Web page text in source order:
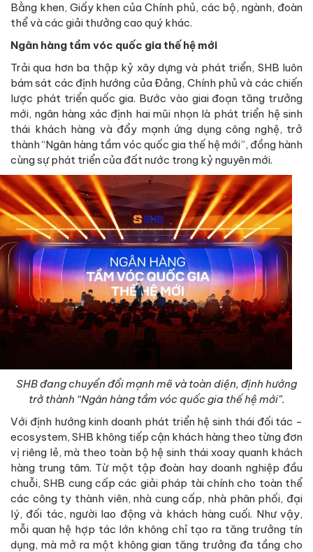
Bằng khen, Giấy khen của Chính phủ, các bộ, ngành, đoàn
thể và các giải thưởng cao quý khác.
Ngân hàng tầm vóc quốc gia thế hệ mới
Trải qua hơn ba thập kỷ xây dựng và phát triển, SHB luôn
bám sát các định hướng của Đảng, Chính phủ và các chiến
lược phát triển quốc gia. Bước vào giai đoạn tăng trưởng
mới, ngân hàng xác định hai mũi nhọn là phát triển hệ sinh
thái khách hàng và đẩy mạnh ứng dụng công nghệ, trở
thành “Ngân hàng tầm vóc quốc gia thế hệ mới”, đồng hành
cùng sự phát triển của đất nước trong kỷ nguyên mới.
SHB đang chuyển đổi mạnh mẽ và toàn diện, định hướng
trở thành “Ngân hàng tầm vóc quốc gia thế hệ mới”.
Với định hướng kinh doanh phát triển hệ sinh thái đối tác -
ecosystem, SHB không tiếp cận khách hàng theo từng đơn
vị riêng lẻ, mà theo toàn bộ hệ sinh thái xoay quanh khách
hàng trung tâm. Từ một tập đoàn hay doanh nghiệp đầu
chuỗi, SHB cung cấp các giải pháp tài chính cho toàn thể
các công ty thành viên, nhà cung cấp, nhà phân phối, đại
lý, đối tác, người lao động và khách hàng cuối. Như vậy,
mỗi quan hệ hợp tác lớn không chỉ tạo ra tăng trưởng tín
dụng, mà mở ra một không gian tăng trưởng đa tầng cho